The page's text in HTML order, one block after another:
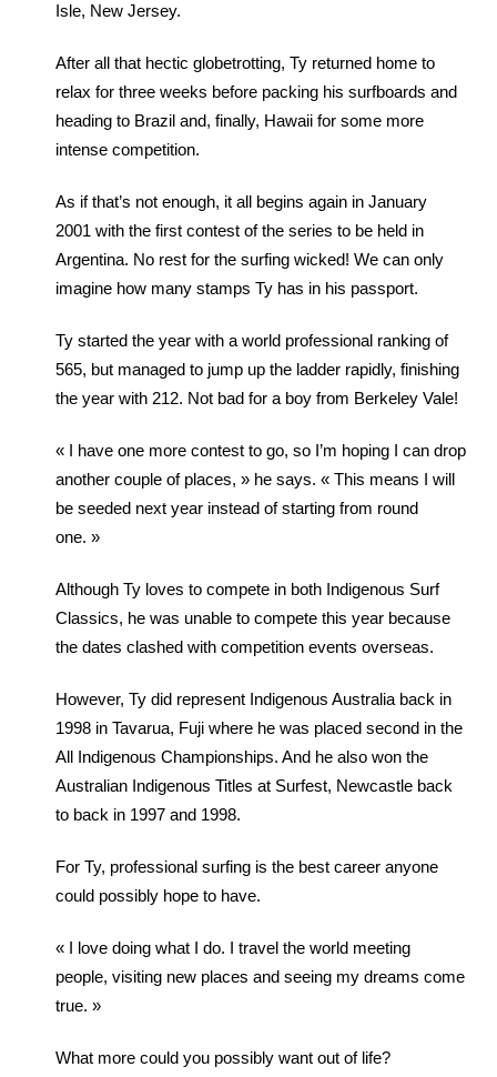
Isle, New Jersey.
After all that hectic globetrotting, Ty returned home to
relax for three weeks before packing his surfboards and
heading to Brazil and, finally, Hawaii for some more
intense competition.
As if that’s not enough, it all begins again in January
2001 with the first contest of the series to be held in
Argentina. No rest for the surfing wicked! We can only
imagine how many stamps Ty has in his passport.
Ty started the year with a world professional ranking of
565, but managed to jump up the ladder rapidly, finishing
the year with 212. Not bad for a boy from Berkeley Vale!
« I have one more contest to go, so I’m hoping I can drop
another couple of places, » he says. « This means I will
be seeded next year instead of starting from round
one. »
Although Ty loves to compete in both Indigenous Surf
Classics, he was unable to compete this year because
the dates clashed with competition events overseas.
However, Ty did represent Indigenous Australia back in
1998 in Tavarua, Fuji where he was placed second in the
All Indigenous Championships. And he also won the
Australian Indigenous Titles at Surfest, Newcastle back
to back in 1997 and 1998.
For Ty, professional surfing is the best career anyone
could possibly hope to have.
« I love doing what I do. I travel the world meeting
people, visiting new places and seeing my dreams come
true. »
What more could you possibly want out of life?